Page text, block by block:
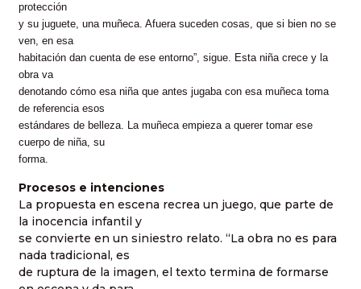
protección
y su juguete, una muñeca. Afuera suceden cosas, que si bien no se
ven, en esa
habitación dan cuenta de ese entorno”, sigue. Esta niña crece y la
obra va
denotando cómo esa niña que antes jugaba con esa muñeca toma
de referencia esos
estándares de belleza. La muñeca empieza a querer tomar ese
cuerpo de niña, su
forma.
Procesos e intenciones
La propuesta en escena recrea un juego, que parte de
la inocencia infantil y
se convierte en un siniestro relato. “La obra no es para
nada tradicional, es
de ruptura de la imagen, el texto termina de formarse